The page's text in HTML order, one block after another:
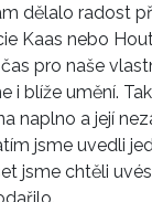
dělalo radost
Kaas nebo
pro naše
i blíže umění.
naplno a její
jsme uvedli
jsme chtěli